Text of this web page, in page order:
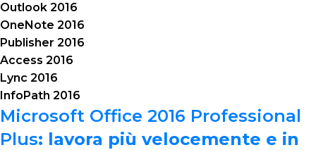
Outlook 2016
OneNote 2016
Publisher 2016
Access 2016
Lync 2016
InfoPath 2016
Microsoft Office 2016 Professional
Plus: lavora più velocemente e in